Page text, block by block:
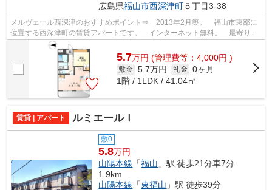
広島県福山市西深津町５丁目3-38
メルヴェール西深津のおすすめポイント⇒ 2013年2月築。 福山市東部に
位置する西深津町の賃貸アパートです。 インターネット無料。 最寄りの
コンビニエンスストアまで徒歩約5分です...
5.7万円 (管理費等：4,000円 )
敷金 5.7万円 礼金 0ヶ月
1階 / 1LDK / 41.04㎡
賃貸 | アパート ルミエールⅠ
敷0
5.8万円
山陽本線 「福山 」駅 徒歩21分車7分
1.9km
山陽本線 「東福山 」駅 徒歩39分